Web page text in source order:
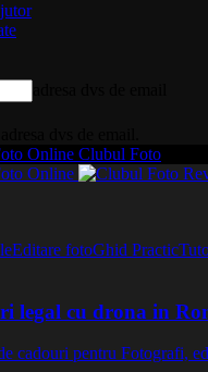
Clubul Foto
Editare fotoGhid Practic
legal cu drona in